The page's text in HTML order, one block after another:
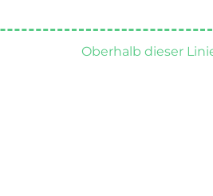
Oberhalb dieser